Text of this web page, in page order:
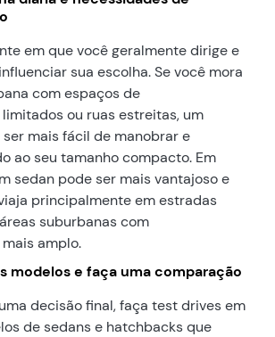
em que você geralmente dirige e
sua escolha. Se você mora
com espaços de
ou ruas estreitas, um
mais fácil de manobrar e
ao seu tamanho compacto. Em
sedan pode ser mais vantajoso e
principalmente em estradas
suburbanas com
amplo.
modelos e faça uma comparação
decisão final, faça test drives em
de sedans e hatchbacks que